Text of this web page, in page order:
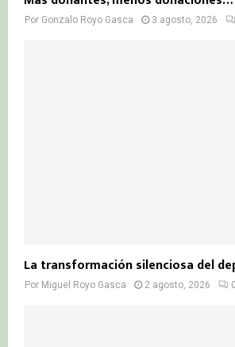
Por Gonzalo Royo Gasca 3 agosto, 2026
La transformación silenciosa del
Por Miguel Royo Gasca 2 agosto, 2026 0